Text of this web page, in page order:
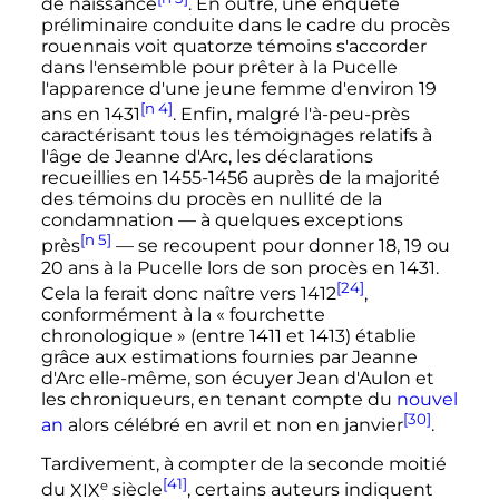
préliminaire conduite dans le cadre du procès
rouennais voit quatorze témoins s'accorder
dans l'ensemble pour prêter à la Pucelle
l'apparence d'une jeune femme d'environ 19
ans en 1431[n 4]. Enfin, malgré l'à-peu-près
caractérisant tous les témoignages relatifs à
l'âge de Jeanne d'Arc, les déclarations
recueillies en 1455-1456 auprès de la majorité
des témoins du procès en nullité de la
condamnation — à quelques exceptions
près[n 5] —se recoupent pour donner 18, 19 ou
20 ansà la Pucelle lors de son procès en 1431.
Cela la ferait donc naître vers 1412[24],
conformément à la « fourchette
chronologique » (entre 1411 et 1413) établie
grâce aux estimations fournies par Jeanne
d'Arc elle-même, son écuyer Jean d'Aulon et
les chroniqueurs, en tenant compte du nouvel
an alors célébré en avril et non en janvier[30].
Tardivement, à compter de la seconde moitié
du XIXe siècle[41], certains auteurs indiquent